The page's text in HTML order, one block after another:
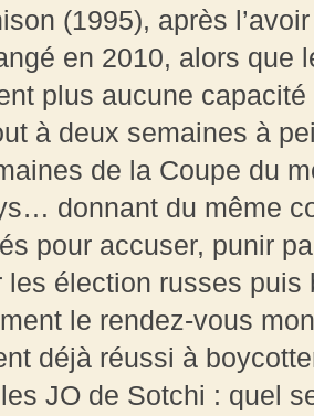
(1995), après
en 2010, alors que
plus aucune
à deux semaines à
de la Coupe du
donnant du même
pour accuser, punir
les élection russes puis
le rendez-vous
déjà réussi à
JO de Sotchi : quel